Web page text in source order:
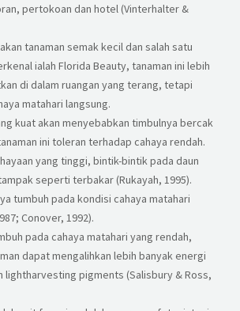
pertokoan dan hotel (Vinterhalter &
tanaman semak kecil dan salah satu
ialah Florida Beauty, tanaman ini lebih
di dalam ruangan yang terang, tetapi
matahari langsung.
kuat akan menyebabkan timbulnya bercak
ini toleran terhadap cahaya rendah.
yang tinggi, bintik-bintik pada daun
seperti terbakar (Rukayah, 1995).
tumbuh pada kondisi cahaya matahari
Conover, 1992).
pada cahaya matahari yang rendah,
dapat mengalihkan lebih banyak energi
lightharvesting pigments (Salisbury & Ross,